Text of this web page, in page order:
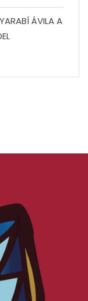
ÁVILA A